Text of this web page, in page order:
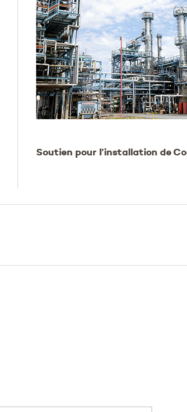
Soutien pour l’installation de